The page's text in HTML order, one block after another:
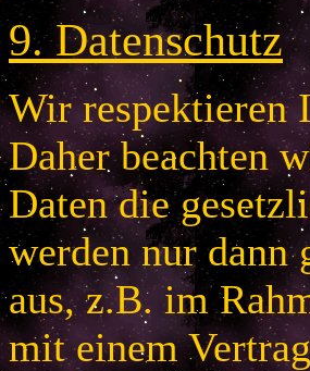
9.Datenschutz
Wir respektieren
Daher beachten
Daten die
werden nur dann
aus, z.B. im
mit einem